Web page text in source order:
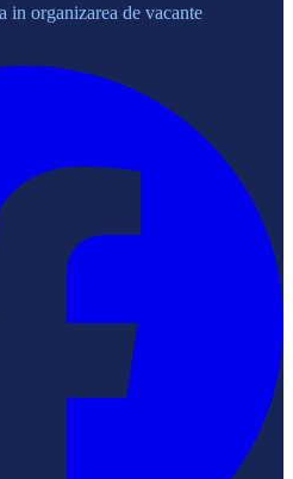
in organizarea de vacante